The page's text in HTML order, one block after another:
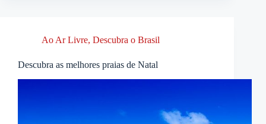
Ao Ar Livre, Descubra o Brasil
Descubra as melhores praias de Natal